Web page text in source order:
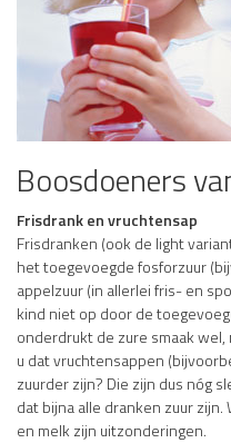
Boosdoeners
Frisdrank en vruchtensap
Frisdranken (ook de light
het toegevoegde fosforzuur
appelzuur (in allerlei fris- en
kind niet op door de
onderdrukt de zure smaak
u dat vruchtensappen
zuurder zijn? Die zijn dus nóg
dat bijna alle dranken zuur
en melk zijn uitzonderingen.